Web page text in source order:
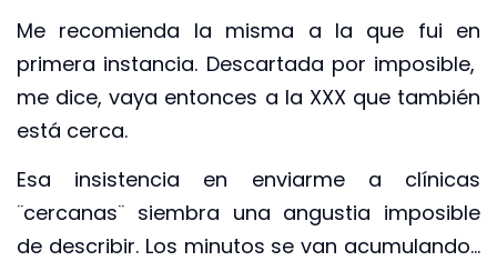
Me recomienda la misma a la que fui en
primera instancia. Descartada por imposible,
me dice, vaya entonces a la XXX que también
está cerca.
Esa insistencia en enviarme a clínicas
¨cercanas¨ siembra una angustia imposible
de describir. Los minutos se van acumulando…